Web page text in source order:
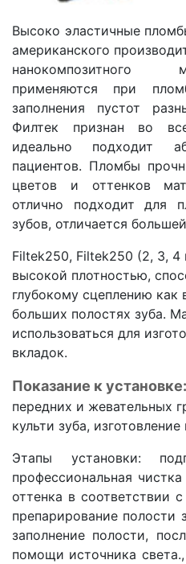
Высоко эластичные
американского
нанокомпозитного
применяются при
заполнения пустот
Филтек признан во
идеально подходит
пациентов. Пломбы
цветов и оттенков
отлично подходит для
зубов, отличается
Filtek250, Filtek250 (2, 3, 4
высокой плотностью,
глубокому сцеплению как
больших полостях зуба.
использоваться для
вкладок.
Показание к установке:
передних и жевательных
культи зуба,
Этапы установки:
профессиональная
оттенка в соответствии
препарирование полости
заполнение полости,
помощи источника